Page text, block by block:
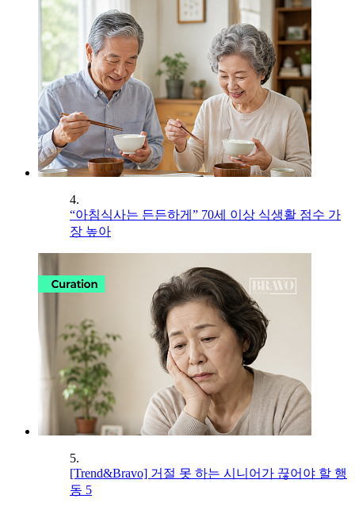
4.
“아침식사는 든든하게” 70세 이상 식생활 점수 가
장 높아
5.
[Trend&Bravo] 거절 못 하는 시니어가 끊어야 할 행
동 5